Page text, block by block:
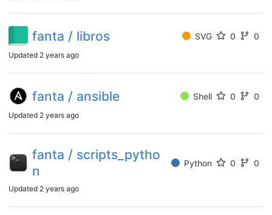
fanta / libros SVG 0 0
Updated 2 years ago
fanta / ansible Shell 0 0
Updated 2 years ago
fanta / scripts_pytho
n
Python 0 0
Updated 2 years ago